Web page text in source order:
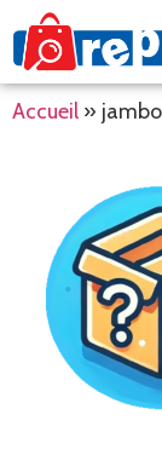
Accueil »